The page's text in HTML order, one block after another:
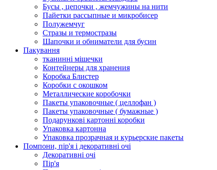
Бусы , цепочки , жемчужины на нити
Пайетки рассыпные и микробисер
Полужемчуг
Стразы и термостразы
Шапочки и обниматели для бусин
Пакування
тканинні мішечки
Контейнеры для хранения
Коробка Блистер
Коробки с окошком
Металлические коробочки
Пакеты упаковочные ( целлофан )
Пакеты упаковочные ( бумажные )
Подарункові картонні коробки
Упаковка картонна
Упаковка прозрачная и курьерские пакеты
Помпони, пір'я і декоративні очі
Декоративні очі
Пір'я